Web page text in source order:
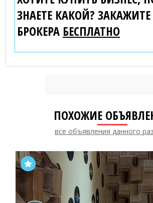
ЗНАЕТЕ КАКОЙ? ЗАКАЖИТЕ
БРОКЕРА БЕСПЛАТНО
ПОХОЖИЕ
все объявления данного